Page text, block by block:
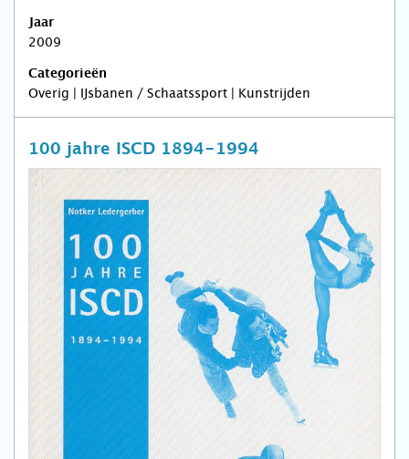
Jaar
2009
Categorieën
Overig | IJsbanen / Schaatssport | Kunstrijden
100 jahre ISCD 1894-1994